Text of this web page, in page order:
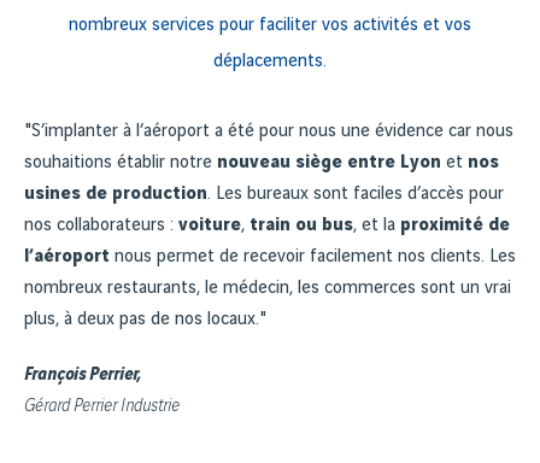
nombreux services pour faciliter vos activités et vos
déplacements.
"S’implanter à l’aéroport a été pour nous une évidence car nous
souhaitions établir notre nouveau siège entre Lyon et nos
usines de production. Les bureaux sont faciles d’accès pour
nos collaborateurs : voiture, train ou bus, et la proximité de
l’aéroport nous permet de recevoir facilement nos clients. Les
nombreux restaurants, le médecin, les commerces sont un vrai
plus, à deux pas de nos locaux."
François Perrier,
Gérard Perrier Industrie